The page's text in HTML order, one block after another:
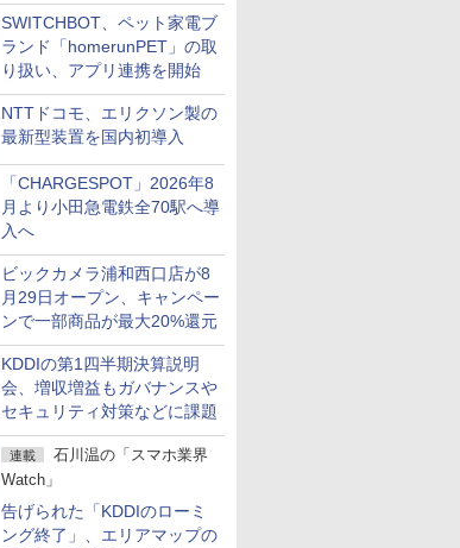
SWITCHBOT、ペット家電ブ
ランド「homerunPET」の取
り扱い、アプリ連携を開始
NTTドコモ、エリクソン製の
最新型装置を国内初導入
「CHARGESPOT」2026年8
月より小田急電鉄全70駅へ導
入へ
ビックカメラ浦和西口店が8
月29日オープン、キャンペー
ンで一部商品が最大20%還元
KDDIの第1四半期決算説明
会、増収増益もガバナンスや
セキュリティ対策などに課題
連載
石川温の「スマホ業界
Watch」
告げられた「KDDIのローミ
ング終了」、エリアマップの